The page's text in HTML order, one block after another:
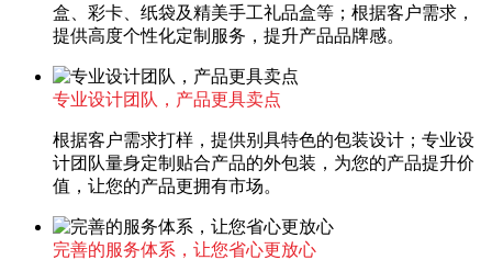
盒、彩卡、纸袋及精美手工礼品盒等；根据客户需求，
提供高度个性化定制服务，提升产品品牌感。
专业设计团队，产品更具卖点
根据客户需求打样，提供别具特色的包装设计；专业设
计团队量身定制贴合产品的外包装，为您的产品提升价
值，让您的产品更拥有市场。
完善的服务体系，让您省心更放心